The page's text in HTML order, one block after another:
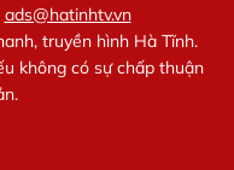
ads@hatinhtv.vn
truyền hình Hà Tĩnh.
không có sự chấp thuận